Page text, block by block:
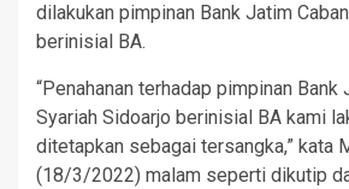
dilakukan pimpinan Bank Jatim
berinisial BA.
“Penahanan terhadap pimpinan Bank
Syariah Sidoarjo berinisial BA kami
ditetapkan sebagai tersangka,” kata
(18/3/2022) malam seperti dikutip